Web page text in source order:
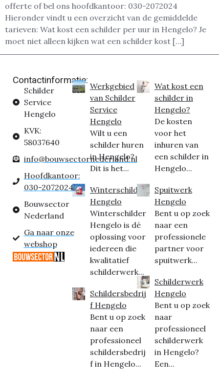
offerte of bel ons hoofdkantoor: 030-2072024
Hieronder vindt u een overzicht van de gemiddelde
tarieven: Wat kost een schilder per uur in Hengelo? Je
moet niet alleen kijken wat een schilder kost […]
Contactinformatie:
Schilder
Service
Hengelo
KVK:
58037640
info@bouwsectornederland.nl
Hoofdkantoor:
030-2072024
Bouwsector
Nederland
Ga naar onze
webshop
Werkgebied
van Schilder
Service
Hengelo
Wilt u een
schilder huren
in Hengelo?
Dit is het...
Winterschilder
Hengelo
Winterschilder
Hengelo is dé
oplossing voor
iedereen die
kwalitatief
schilderwerk...
Schildersbedrij
f Hengelo
Bent u op zoek
naar een
professioneel
schildersbedrij
f in Hengelo...
Wat kost een
schilder in
Hengelo?
De kosten
voor het
inhuren van
een schilder in
Hengelo...
Spuitwerk
Hengelo
Bent u op zoek
naar een
professionele
partner voor
spuitwerk...
Schilderwerk
Hengelo
Bent u op zoek
naar
professioneel
schilderwerk
in Hengelo?
Een...